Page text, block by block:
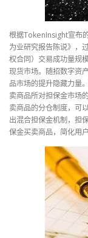
根据TokenInsight宣布
为业研究报告陈说》，
权合同）交易成功量规
现货市场。随招数字资
品市场的提升隐藏力量
卖商品所对担保金市场
卖商品的分仓制度，可
出混合担保金机制，担
保金买卖商品，简化用